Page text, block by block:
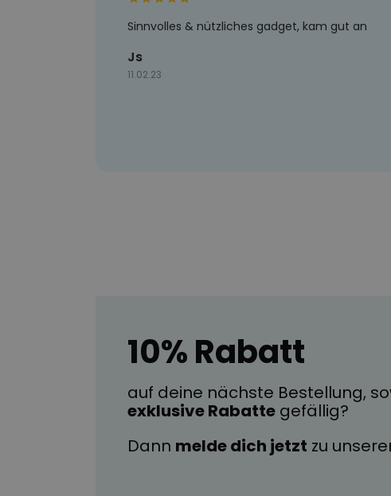
Sinnvolles & nützliches gadget, kam gut an
Js
11.02.23
10% Rabatt
auf deine nächste Bestellung,
exklusive Rabatte gefällig?
Dann melde dich jetzt zu